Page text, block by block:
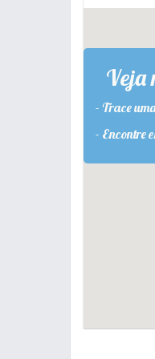
Veja
- Trace
- Encontre